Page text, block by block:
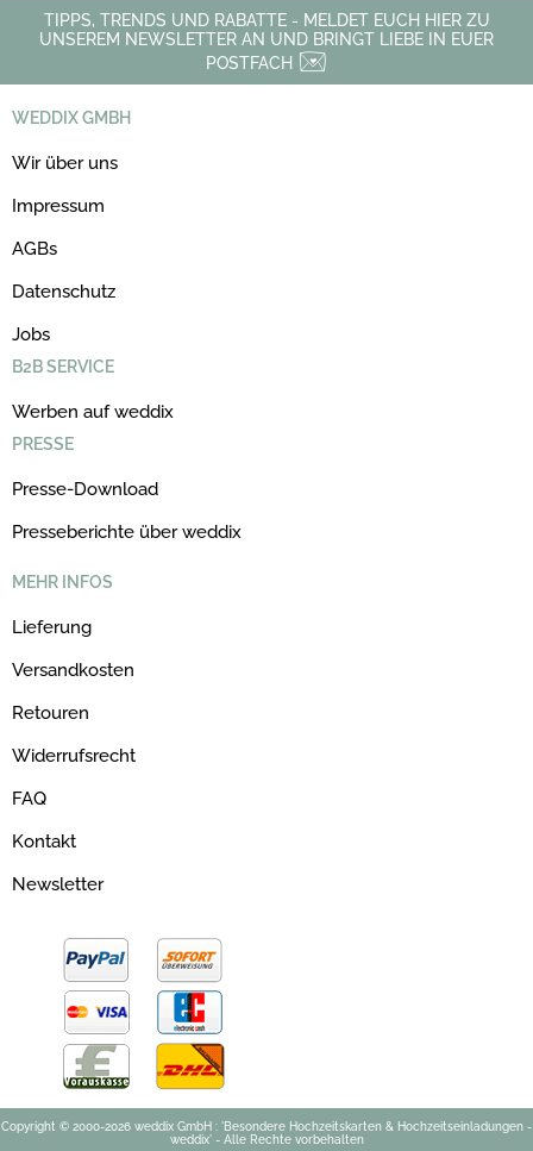
TIPPS, TRENDS UND RABATTE - MELDET EUCH HIER ZU
UNSEREM NEWSLETTER AN UND BRINGT LIEBE IN EUER
POSTFACH
WEDDIX GMBH
Wir über uns
Impressum
AGBs
Datenschutz
Jobs
B2B SERVICE
Werben auf weddix
PRESSE
Presse-Download
Presseberichte über weddix
MEHR INFOS
Lieferung
Versandkosten
Retouren
Widerrufsrecht
FAQ
Kontakt
Newsletter
Copyright © 2000-2026 weddix GmbH : 'Besondere Hochzeitskarten & Hochzeitseinladungen -
weddix' - Alle Rechte vorbehalten